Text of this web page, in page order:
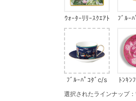
ｳｫｰﾀｰﾘﾘｰｽｸｴｱﾄ
ﾚｲ
ﾌﾞﾙｰ
ﾌﾞﾙｰﾊﾟｺﾀﾞc/s
ﾄﾝｷﾝ
選択されたラインナップ：